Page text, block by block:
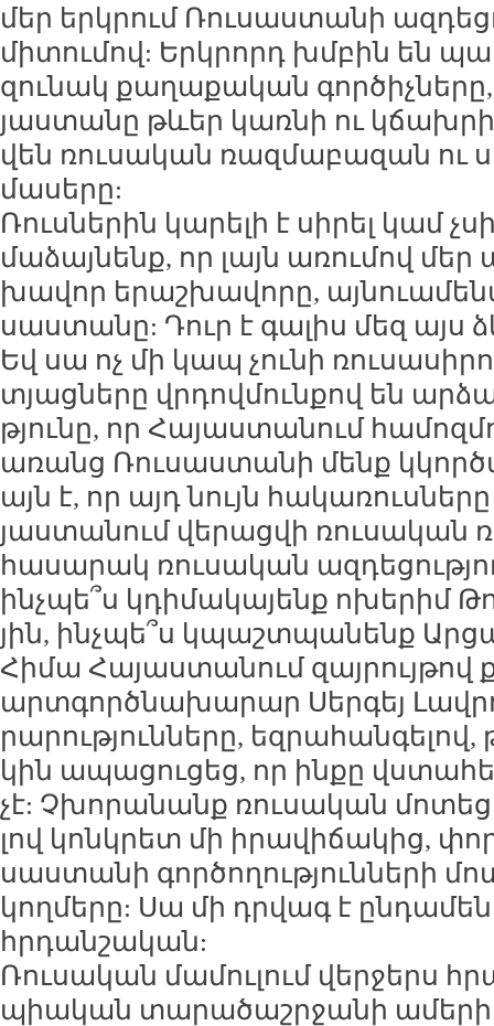
մեր երկ­րում Ռու­սաս­տա­նի
մի­տու­մով: Երկ­րորդ խմ­բին են
զու­նակ քա­ղա­քա­կան
յաս­տա­նը թևեր կառ­նի ու
վեն ռու­սա­կան ռազ­մա­բա­զան
մա­սե­րը:
Ռուս­նե­րին կա­րե­լի է սի­րել կամ
մա­ձայ­նենք, որ լայն ա­ռու­մով
խա­վոր ե­րաշ­խա­վո­րը,
սաս­տա­նը: Դուր է գա­լիս մեզ այս
Եվ սա ոչ մի կապ չու­նի
տյաց­նե­րը վր­դով­մուն­քով են
թյու­նը, որ Հա­յաս­տա­նում
ա­ռանց Ռու­սաս­տա­նի մենք
այն է, որ այդ նույն
յաս­տա­նում վե­րաց­վի ռու­սա­կան
հա­սա­րակ ռու­սա­կան
ինչ­պե՞ս կդի­մա­կա­յենք ո­խե­րիմ
յին, ինչ­պե՞ս կպաշտ­պա­նենք
Հի­մա Հա­յաս­տա­նում զայ­րույ­թով
արտ­գործ­նա­խա­րար Սեր­գեյ
րա­րու­թյուն­նե­րը,
կին ա­պա­ցու­ցեց, որ ին­քը
չէ: Չխո­րա­նանք ռու­սա­կան
լով կոնկ­րետ մի ի­րա­վի­ճա­կից,
սաս­տա­նի գոր­ծո­ղու­թյուն­նե­րի
կող­մե­րը: Սա մի դր­վագ է
հր­դան­շա­կան:
Ռու­սա­կան մա­մու­լում վեր­ջերս
պիա­կան տա­րա­ծաշր­ջա­նի